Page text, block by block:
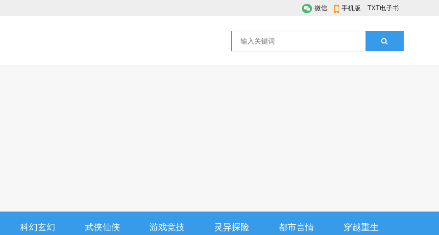
微信 手机版 TXT电子书
科幻玄幻 武侠仙侠 游戏竞技 灵异探险 都市言情 穿越重生